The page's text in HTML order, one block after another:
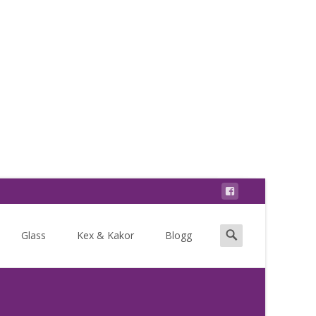
Glass Kex & Kakor Blogg
Search
for: